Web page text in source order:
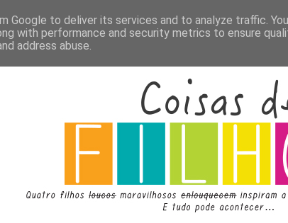
Google to deliver its services and to analyze traffic.
with performance and security metrics to ensure
address abuse.